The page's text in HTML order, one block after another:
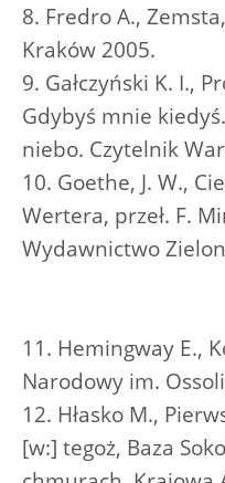
8. Fredro A.,
Kraków 2005.
9. Gałczyński K. I.,
Gdybyś mnie
niebo. Czytelnik
10. Goethe, J. W.,
Wertera, przeł. F.
Wydawnictwo
11. Hemingway E.,
Narodowy im.
12. Hłasko M.,
[w:] tegoż, Baza